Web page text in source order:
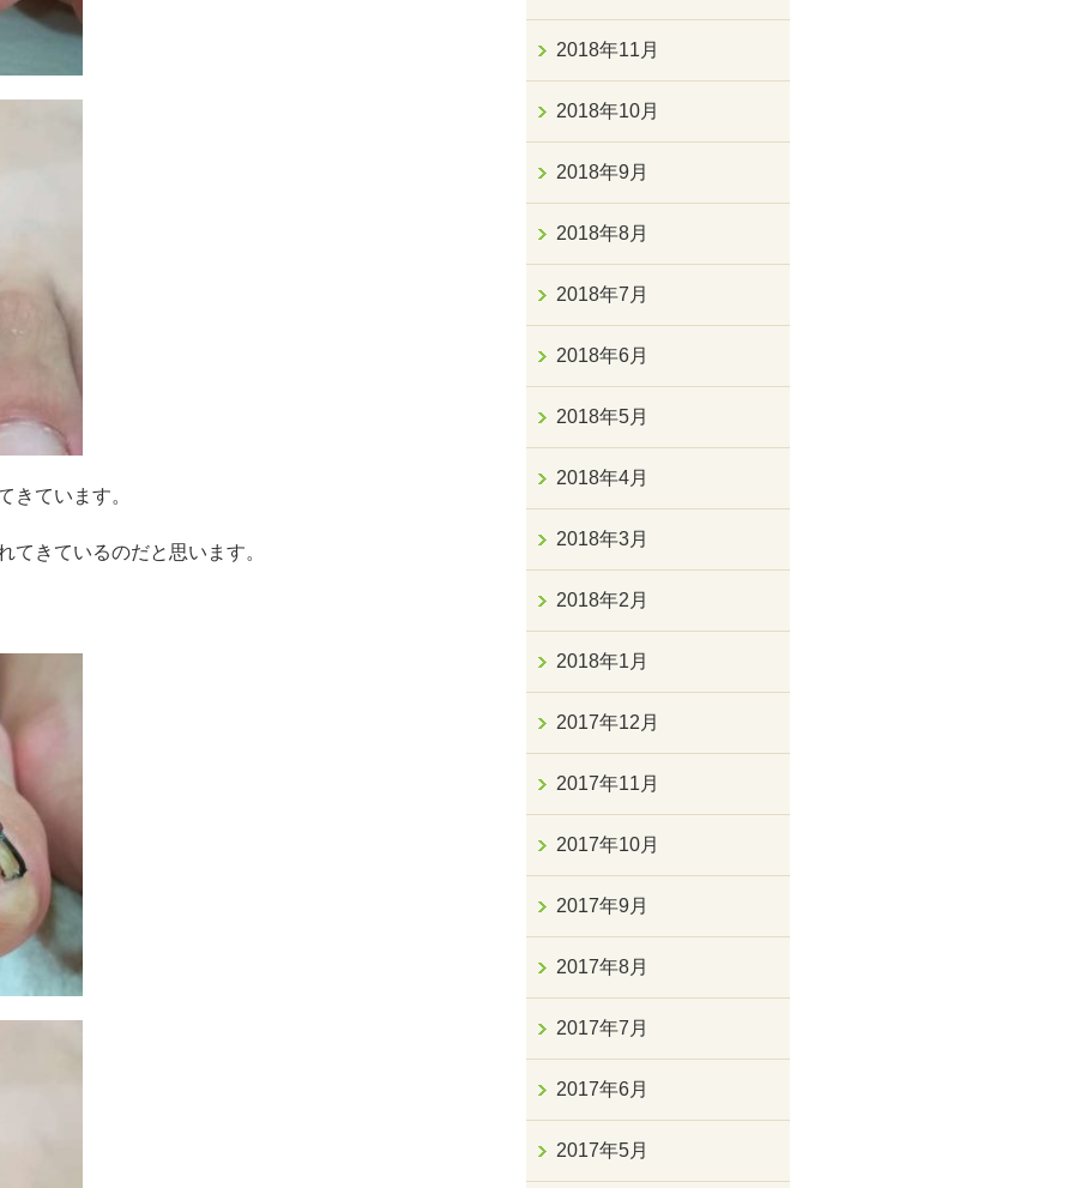
きています。
てきているのだと思います。
2018年11月
2018年10月
2018年9月
2018年8月
2018年7月
2018年6月
2018年5月
2018年4月
2018年3月
2018年2月
2018年1月
2017年12月
2017年11月
2017年10月
2017年9月
2017年8月
2017年7月
2017年6月
2017年5月